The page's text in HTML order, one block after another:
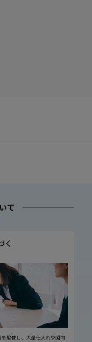
て
く
駆使し、大量仕入れや国内